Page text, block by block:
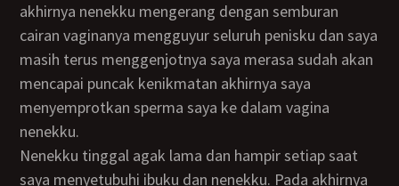
akhirnya nenekku mengerang dengan semburan
cairan vaginanya mengguyur seluruh penisku dan saya
masih terus menggenjotnya saya merasa sudah akan
mencapai puncak kenikmatan akhirnya saya
menyemprotkan sperma saya ke dalam vagina
nenekku.
Nenekku tinggal agak lama dan hampir setiap saat
saya menyetubuhi ibuku dan nenekku. Pada akhirnya